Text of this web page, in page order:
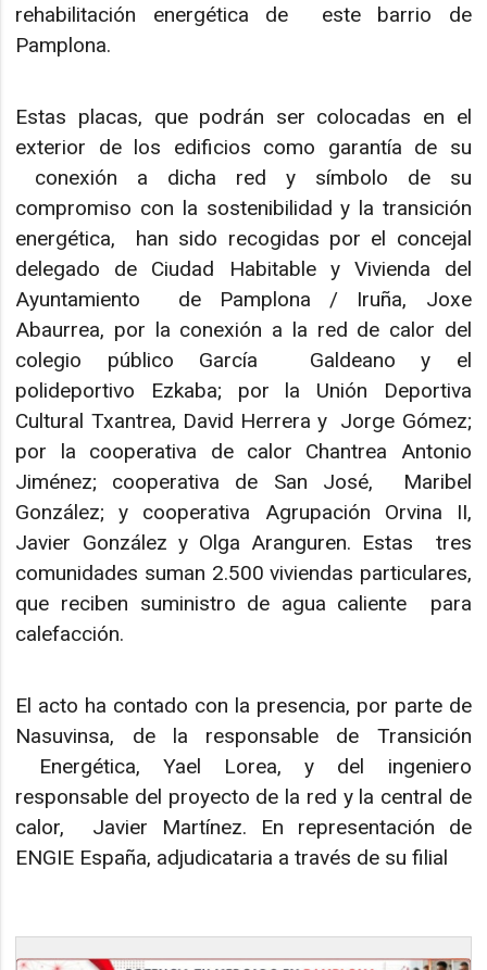
rehabilitación energética de este barrio de
Pamplona.
Estas placas, que podrán ser colocadas en el
exterior de los edificios como garantía de su
conexión a dicha red y símbolo de su
compromiso con la sostenibilidad y la transición
energética, han sido recogidas por el concejal
delegado de Ciudad Habitable y Vivienda del
Ayuntamiento de Pamplona / Iruña, Joxe
Abaurrea, por la conexión a la red de calor del
colegio público García Galdeano y el
polideportivo Ezkaba; por la Unión Deportiva
Cultural Txantrea, David Herrera y Jorge Gómez;
por la cooperativa de calor Chantrea Antonio
Jiménez; cooperativa de San José, Maribel
González; y cooperativa Agrupación Orvina II,
Javier González y Olga Aranguren. Estas tres
comunidades suman 2.500 viviendas particulares,
que reciben suministro de agua caliente para
calefacción.
El acto ha contado con la presencia, por parte de
Nasuvinsa, de la responsable de Transición
Energética, Yael Lorea, y del ingeniero
responsable del proyecto de la red y la central de
calor, Javier Martínez. En representación de
ENGIE España, adjudicataria a través de su filial